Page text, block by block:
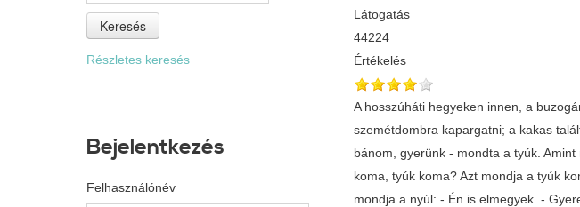
Látogatás
44224
Értékelés
A hosszúháti hegyeken innen, a
szemétdombra kapargatni; a kakas
bánom, gyerünk - mondta a tyúk.
koma, tyúk koma? Azt mondja a tyúk
mondja a nyúl: - Én is elmegyek. -
Keresés
Részletes keresés
Bejelentkezés
Felhasználónév